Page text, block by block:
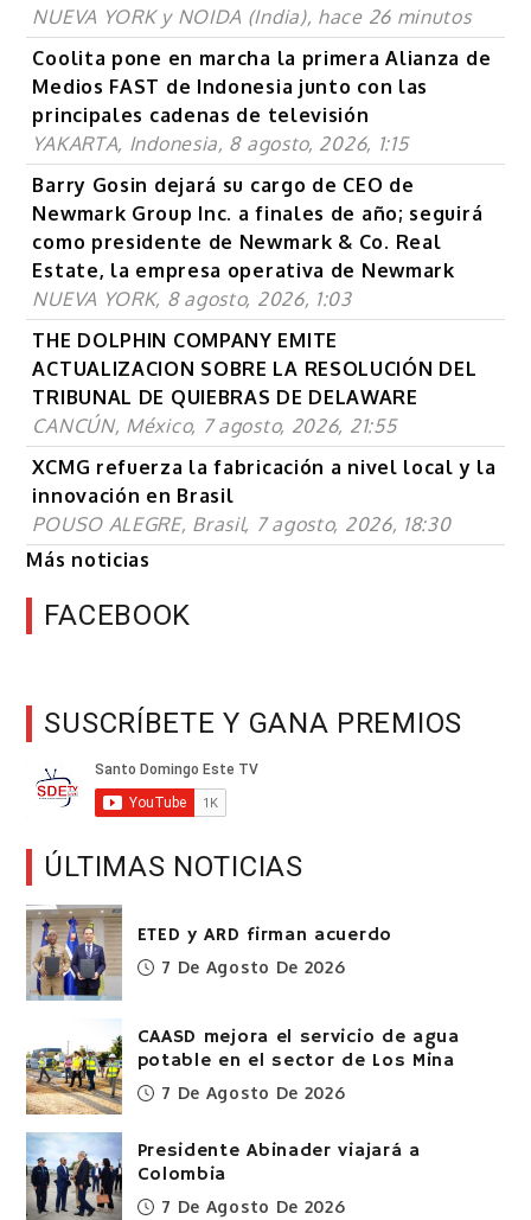
NUEVA YORK y NOIDA (India), hace 26 minutos
Coolita pone en marcha la primera Alianza de
Medios FAST de Indonesia junto con las
principales cadenas de televisión
YAKARTA, Indonesia, 8 agosto, 2026, 1:15
Barry Gosin dejará su cargo de CEO de
Newmark Group Inc. a finales de año; seguirá
como presidente de Newmark & Co. Real
Estate, la empresa operativa de Newmark
NUEVA YORK, 8 agosto, 2026, 1:03
THE DOLPHIN COMPANY EMITE
ACTUALIZACION SOBRE LA RESOLUCIÓN DEL
TRIBUNAL DE QUIEBRAS DE DELAWARE
CANCÚN, México, 7 agosto, 2026, 21:55
XCMG refuerza la fabricación a nivel local y la
innovación en Brasil
POUSO ALEGRE, Brasil, 7 agosto, 2026, 18:30
Más noticias
FACEBOOK
SUSCRÍBETE Y GANA PREMIOS
ÚLTIMAS NOTICIAS
ETED y ARD firman acuerdo
7 De Agosto De 2026
CAASD mejora el servicio de agua
potable en el sector de Los Mina
7 De Agosto De 2026
Presidente Abinader viajará a
Colombia
7 De Agosto De 2026